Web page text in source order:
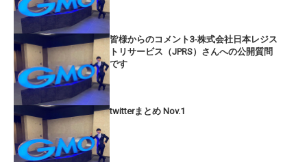
皆様からのコメント3-株式会社日本レジス
トリサービス（JPRS）さんへの公開質問
です
twitterまとめ Nov.1